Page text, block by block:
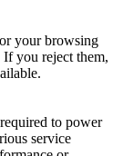
your browsing
If you reject them,
to power
service